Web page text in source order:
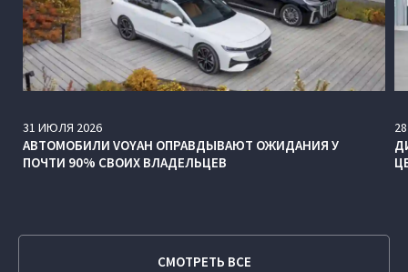
31 ИЮЛЯ 2026
АВТОМОБИЛИ VOYAH ОПРАВДЫВАЮТ ОЖИДАНИЯ У
ПОЧТИ 90% СВОИХ ВЛАДЕЛЬЦЕВ
28
СМОТРЕТЬ ВСЕ